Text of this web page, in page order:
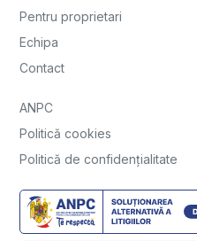
Pentru proprietari
Echipa
Contact
ANPC
Politică cookies
Politică de confidențialitate